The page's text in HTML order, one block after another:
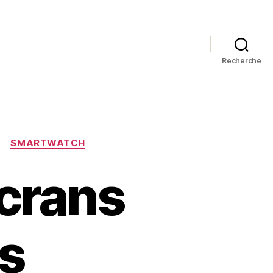
Recherche
SMARTWATCH